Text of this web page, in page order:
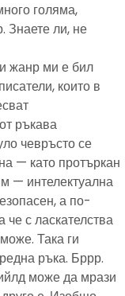
голяма,
Знаете ли, не
жанр ми е бил
които в
ръкава
чевръсто се
— като протъркан
— интелектуална
а по-
че с ласкателства
Така ги
ръка. Бррр.
може да мрази